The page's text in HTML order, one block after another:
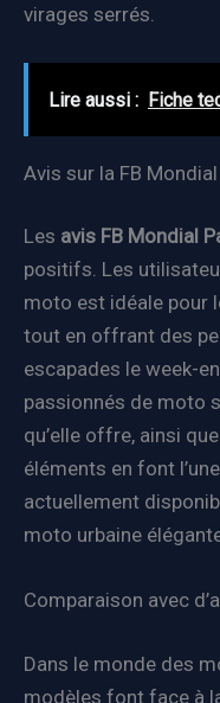
virages serrés.
Lire aussi : Fiche
Avis sur la FB
Les avis FB Mondial
positifs. Les
moto est idéale pour
tout en offrant des
escapades le week-
passionnés de moto
qu’elle offre, ainsi
éléments en font
actuellement
moto urbaine
Comparaison avec
Dans le monde des
modèles font face à